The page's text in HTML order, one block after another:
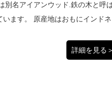
別名アイアンウッド.鉄の木と呼
ます。 原産地はおもにインド
詳細を見る＞